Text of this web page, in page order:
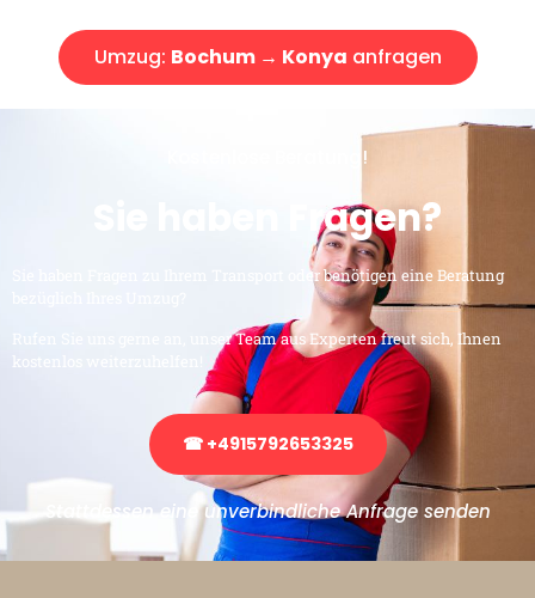
Umzug: Bochum → Konya anfragen
Kostenlose Beratung!
Sie haben Fragen?
Sie haben Fragen zu Ihrem Transport oder benötigen eine Beratung
Rufen Sie uns gerne an, unser Team aus Experten freut sich, Ihnen
kostenlos weiterzuhelfen!
☎ +4915792653325
Stattdessen eine unverbindliche Anfrage senden